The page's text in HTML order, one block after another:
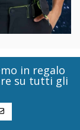
in regalo
su tutti gli